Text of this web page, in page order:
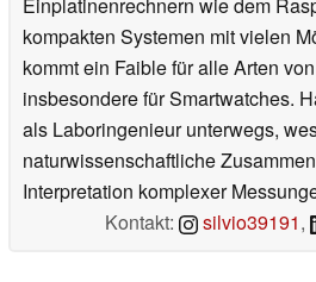
kompakten Systemen mit vielen
kommt ein Faible für alle Arten
insbesondere für Smartwatches.
als Laboringenieur unterwegs,
naturwissenschaftliche
Interpretation komplexer
Kontakt:
silvio39191,